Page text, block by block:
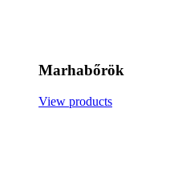
Marhabőrök
View products